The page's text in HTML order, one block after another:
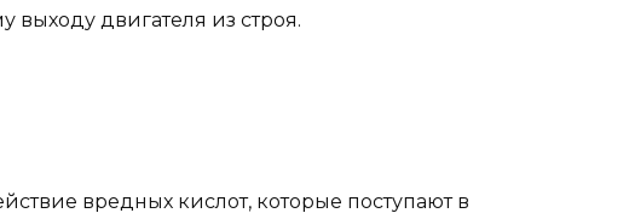
двигателя из строя.
вредных кислот, которые поступают в